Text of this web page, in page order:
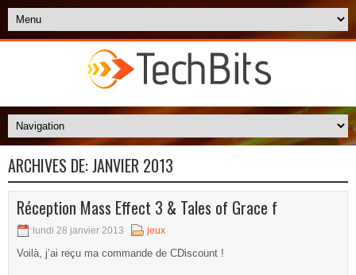
ARCHIVES DE:JANVIER 2013
Réception Mass Effect 3 & Tales of Grace f
lundi 28 janvier 2013 jeux
Voilà, j’ai reçu ma commande de CDiscount !